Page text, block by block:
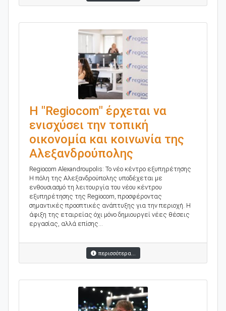
Η "Regiocom" έρχεται να
ενισχύσει την τοπική
οικονομία και κοινωνία της
Αλεξανδρούπολης
Regiocom Alexandroupolis: Το νέο κέντρο εξυπηρέτησης
Η πόλη της Αλεξανδρούπολης υποδέχεται με
ενθουσιασμό τη λειτουργία του νέου κέντρου
εξυπηρέτησης της Regiocom, προσφέροντας
σημαντικές προοπτικές ανάπτυξης για την περιοχή. Η
άφιξη της εταιρείας όχι μόνο δημιουργεί νέες θέσεις
εργασίας, αλλά επίσης...
περισσότερα...